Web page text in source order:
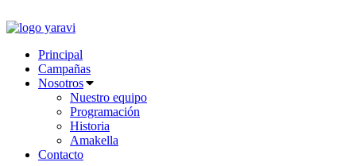
al
Principal
Campañas
Nosotros
Nuestro equipo
Programación
Historia
Amakella
Contacto